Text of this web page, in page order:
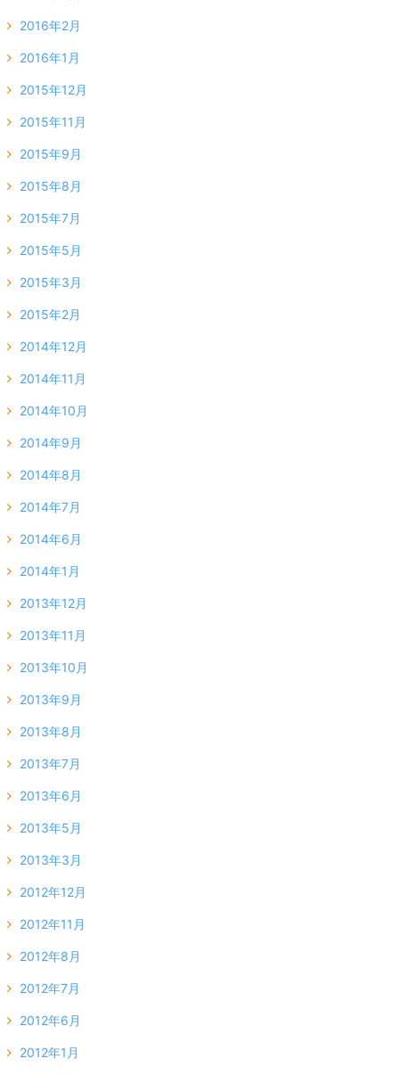
2016年2月
2016年1月
2015年12月
2015年11月
2015年9月
2015年8月
2015年7月
2015年5月
2015年3月
2015年2月
2014年12月
2014年11月
2014年10月
2014年9月
2014年8月
2014年7月
2014年6月
2014年1月
2013年12月
2013年11月
2013年10月
2013年9月
2013年8月
2013年7月
2013年6月
2013年5月
2013年3月
2012年12月
2012年11月
2012年8月
2012年7月
2012年6月
2012年1月